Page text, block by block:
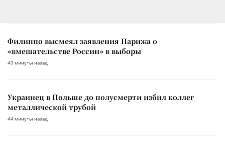
Филиппо высмеял заявления Парижа о
«вмешательстве России» в выборы
43 минуты назад
Украинец в Польше до полусмерти избил коллег
металлической трубой
44 минуты назад